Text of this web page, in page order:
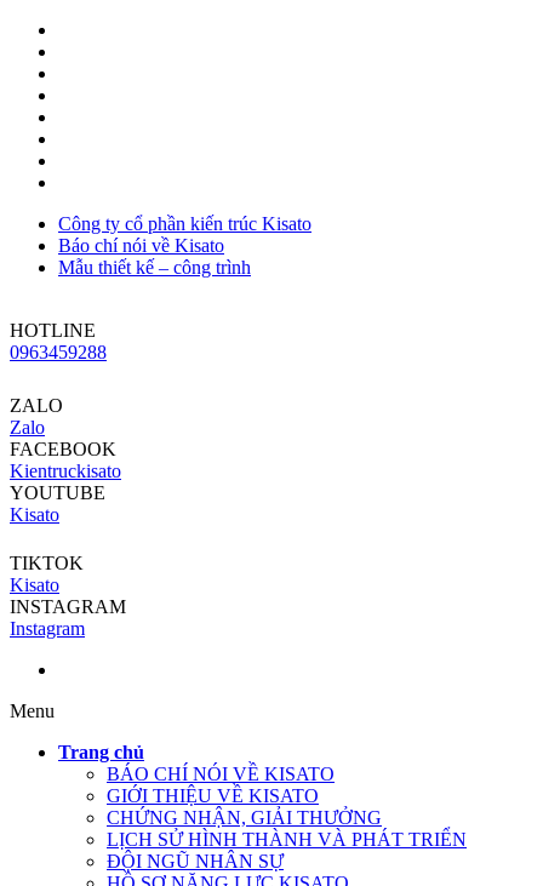
Công ty cổ phần kiến trúc Kisato
Báo chí nói về Kisato
Mẫu thiết kế – công trình
HOTLINE
0963459288
ZALO
Zalo
FACEBOOK
Kientruckisato
YOUTUBE
Kisato
TIKTOK
Kisato
INSTAGRAM
Instagram
Menu
Trang chủ
BÁO CHÍ NÓI VỀ KISATO
GIỚI THIỆU VỀ KISATO
CHỨNG NHẬN, GIẢI THƯỞNG
LỊCH SỬ HÌNH THÀNH VÀ PHÁT TRIỂN
ĐỘI NGŨ NHÂN SỰ